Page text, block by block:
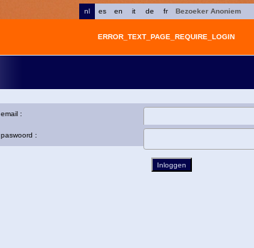
fr
de
it
en
es
nl
Bezoeker Anoniem
ERROR_TEXT_PAGE_REQUIRE_LOGIN
email :
paswoord :